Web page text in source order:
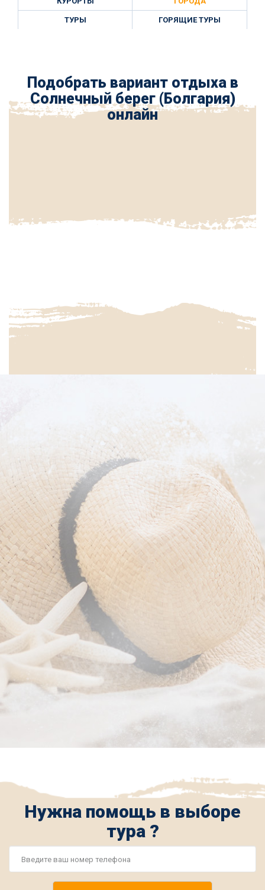
ТУРЫ ГОРЯЩИЕ ТУРЫ
Подобрать вариант отдыха в
Солнечный берег (Болгария)
онлайн
Нужна помощь в выборе
тура ?